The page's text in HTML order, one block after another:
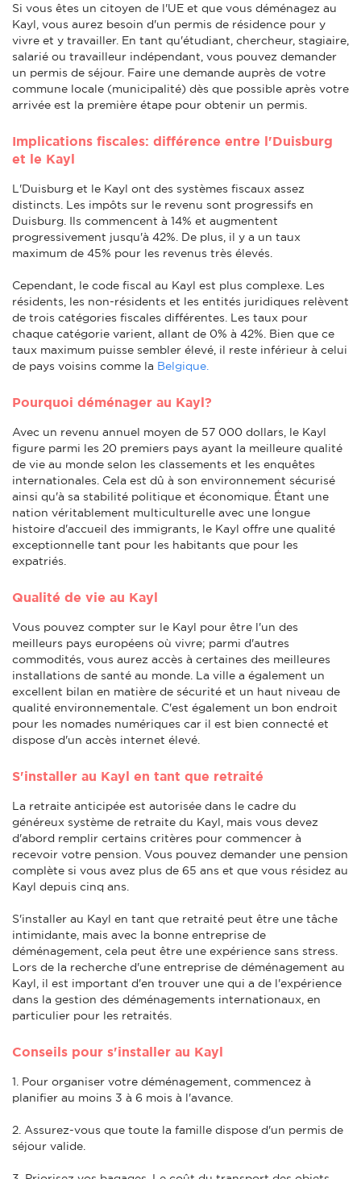
Si vous êtes un citoyen de l'UE et que vous déménagez au
Kayl, vous aurez besoin d'un permis de résidence pour y
vivre et y travailler. En tant qu'étudiant, chercheur, stagiaire,
salarié ou travailleur indépendant, vous pouvez demander
un permis de séjour. Faire une demande auprès de votre
commune locale (municipalité) dès que possible après votre
arrivée est la première étape pour obtenir un permis.
Implications fiscales: différence entre l'Duisburg
et le Kayl
L'Duisburg et le Kayl ont des systèmes fiscaux assez
distincts. Les impôts sur le revenu sont progressifs en
Duisburg. Ils commencent à 14% et augmentent
progressivement jusqu'à 42%. De plus, il y a un taux
maximum de 45% pour les revenus très élevés.
Cependant, le code fiscal au Kayl est plus complexe. Les
résidents, les non-résidents et les entités juridiques relèvent
de trois catégories fiscales différentes. Les taux pour
chaque catégorie varient, allant de 0% à 42%. Bien que ce
taux maximum puisse sembler élevé, il reste inférieur à celui
de pays voisins comme la Belgique.
Pourquoi déménager au Kayl?
Avec un revenu annuel moyen de 57 000 dollars, le Kayl
figure parmi les 20 premiers pays ayant la meilleure qualité
de vie au monde selon les classements et les enquêtes
internationales. Cela est dû à son environnement sécurisé
ainsi qu'à sa stabilité politique et économique. Étant une
nation véritablement multiculturelle avec une longue
histoire d'accueil des immigrants, le Kayl offre une qualité
exceptionnelle tant pour les habitants que pour les
expatriés.
Qualité de vie au Kayl
Vous pouvez compter sur le Kayl pour être l'un des
meilleurs pays européens où vivre; parmi d'autres
commodités, vous aurez accès à certaines des meilleures
installations de santé au monde. La ville a également un
excellent bilan en matière de sécurité et un haut niveau de
qualité environnementale. C'est également un bon endroit
pour les nomades numériques car il est bien connecté et
dispose d'un accès internet élevé.
S'installer au Kayl en tant que retraité
La retraite anticipée est autorisée dans le cadre du
généreux système de retraite du Kayl, mais vous devez
d'abord remplir certains critères pour commencer à
recevoir votre pension. Vous pouvez demander une pension
complète si vous avez plus de 65 ans et que vous résidez au
Kayl depuis cinq ans.
S'installer au Kayl en tant que retraité peut être une tâche
intimidante, mais avec la bonne entreprise de
déménagement, cela peut être une expérience sans stress.
Lors de la recherche d'une entreprise de déménagement au
Kayl, il est important d'en trouver une qui a de l'expérience
dans la gestion des déménagements internationaux, en
particulier pour les retraités.
Conseils pour s'installer au Kayl
1. Pour organiser votre déménagement, commencez à
planifier au moins 3 à 6 mois à l'avance.
2. Assurez-vous que toute la famille dispose d'un permis de
séjour valide.